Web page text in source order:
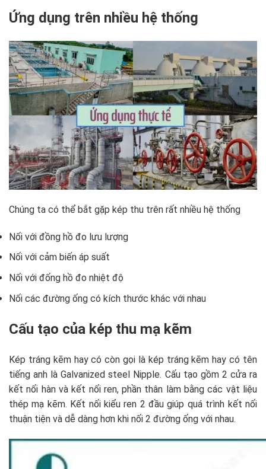
Ứng dụng trên nhiều hệ thống
Chúng ta có thể bắt gặp kép thu trên rất nhiều hệ thống
Nối với đồng hồ đo lưu lượng
Nối với cảm biến áp suất
Nối với đống hồ đo nhiệt độ
Nối các đường ống có kích thước khác với nhau
Cấu tạo của kép thu mạ kẽm
Kép tráng kẽm hay có còn gọi là kép tráng kẽm hay có tên
tiếng anh là Galvanized steel Nipple. Cấu tạo gồm 2 cửa ra
kết nối hàn và kết nối ren, phần thân làm bằng các vật liệu
thép mạ kẽm. Kết nối kiểu ren 2 đầu giúp quá trình kết nối
thuận tiện và dễ dàng hơn khi nối 2 đường ống với nhau.